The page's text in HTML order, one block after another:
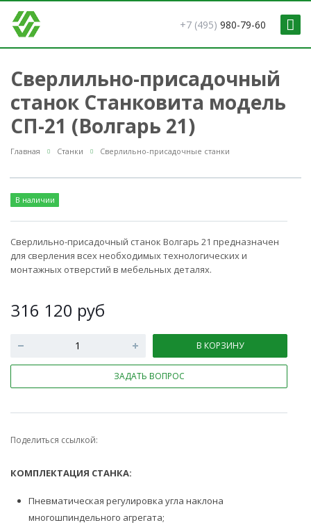
+7 (495) 980-79-60
Сверлильно-присадочный
станок Станковита модель
СП-21 (Волгарь 21)
Главная Станки Сверлильно-присадочные станки
В наличии
Сверлильно-присадочный станок Волгарь 21 предназначен
для сверления всех необходимых технологических и
монтажных отверстий в мебельных деталях.
316 120 руб
В КОРЗИНУ
ЗАДАТЬ ВОПРОС
Поделиться ссылкой:
КОМПЛЕКТАЦИЯ СТАНКА:
Пневматическая регулировка угла наклона
многошпиндельного агрегата;